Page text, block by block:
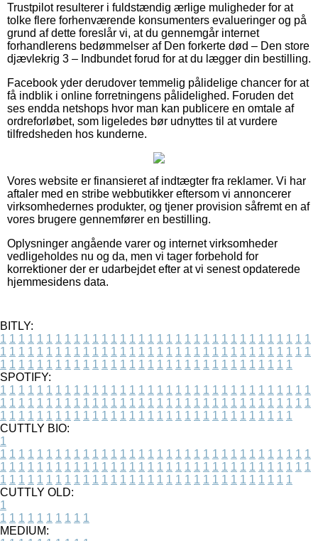
Trustpilot resulterer i fuldstændig ærlige muligheder for at
tolke flere forhenværende konsumenters evalueringer og på
grund af dette foreslår vi, at du gennemgår internet
forhandlerens bedømmelser af Den forkerte død – Den store
djævlekrig 3 – Indbundet forud for at du lægger din bestilling.
Facebook yder derudover temmelig pålidelige chancer for at
få indblik i online forretningens pålidelighed. Foruden det
ses endda netshops hvor man kan publicere en omtale af
ordreforløbet, som ligeledes bør udnyttes til at vurdere
tilfredsheden hos kunderne.
Vores website er finansieret af indtægter fra reklamer. Vi har
aftaler med en stribe webbutikker eftersom vi annoncerer
virksomhedernes produkter, og tjener provision såfremt en af
vores brugere gennemfører en bestilling.
Oplysninger angående varer og internet virksomheder
vedligeholdes nu og da, men vi tager forbehold for
korrektioner der er udarbejdet efter at vi senest opdaterede
hjemmesidens data.
BITLY:
1 1 1 1 1 1 1 1 1 1 1 1 1 1 1 1 1 1 1 1 1 1 1 1 1 1 1 1 1 1 1 1 1 1
1 1 1 1 1 1 1 1 1 1 1 1 1 1 1 1 1 1 1 1 1 1 1 1 1 1 1 1 1 1 1 1 1 1
1 1 1 1 1 1 1 1 1 1 1 1 1 1 1 1 1 1 1 1 1 1 1 1 1 1 1 1 1 1 1 1
SPOTIFY:
1 1 1 1 1 1 1 1 1 1 1 1 1 1 1 1 1 1 1 1 1 1 1 1 1 1 1 1 1 1 1 1 1 1
1 1 1 1 1 1 1 1 1 1 1 1 1 1 1 1 1 1 1 1 1 1 1 1 1 1 1 1 1 1 1 1 1 1
1 1 1 1 1 1 1 1 1 1 1 1 1 1 1 1 1 1 1 1 1 1 1 1 1 1 1 1 1 1 1 1
CUTTLY BIO:
1
1 1 1 1 1 1 1 1 1 1 1 1 1 1 1 1 1 1 1 1 1 1 1 1 1 1 1 1 1 1 1 1 1 1
1 1 1 1 1 1 1 1 1 1 1 1 1 1 1 1 1 1 1 1 1 1 1 1 1 1 1 1 1 1 1 1 1 1
1 1 1 1 1 1 1 1 1 1 1 1 1 1 1 1 1 1 1 1 1 1 1 1 1 1 1 1 1 1 1 1
CUTTLY OLD:
1
1 1 1 1 1 1 1 1 1 1
MEDIUM: